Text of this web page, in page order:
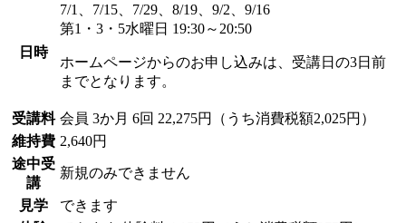
日時
7/1、7/15、7/29、8/19、9/2、9/16
第1・3・5水曜日 19:30～20:50
ホームページからのお申し込みは、受講日の3日前
までとなります。
受講料 会員 3か月 6回 22,275円（うち消費税額2,025円）
維持費 2,640円
途中受
講
新規のみできません
見学
できます